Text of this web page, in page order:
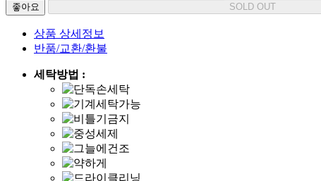
좋아요
SOLD OUT
상품 상세정보
반품/교환/환불
세탁방법 :